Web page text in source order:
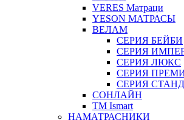
VERES Матраци
YESON МАТРАСЫ
ВЕЛАМ
СЕРИЯ БЕЙБИ
СЕРИЯ
СЕРИЯ ЛЮКС
СЕРИЯ
СЕРИЯ
СОНЛАЙН
ТМ Ismart
НАМАТРАСНИКИ